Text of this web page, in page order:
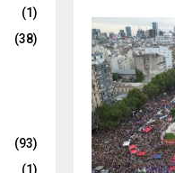
(1)
(38)
(93)
(1)